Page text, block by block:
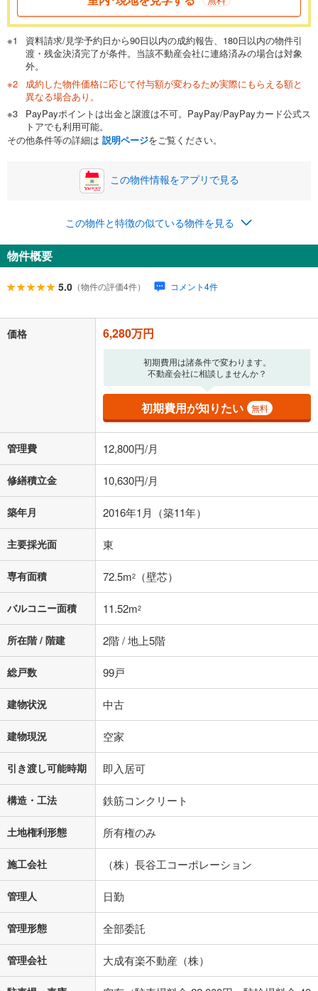
が完済時の年齢は80歳までを条件としています。
閉じる
頭金 万円
0万円 6,280万円
自己資金から住宅購入にかけられる金額を入力してくださ
い。一般的には物件価格の2割までが目安です。
閉じる
ボーナス
万円
0円
ナス時の増額分（1回分）を入力してください。
ボーナス払いの限度額は金融機関によって異なります。
閉じる
月々の返済額
ローン返済額 163,019円（頭金比率 0 %）
「金利」については、ご利用を予定されている金融機関等にご確認の
る値は、実際の金融機関等における貸出金利とは何ら関係がなく、実際
の金融機関等における貸出金利を何ら保証するものではありません。返
済方法「元利均等返済」にて算出しております。入力された金利を35年
適用した場合の計算結果を表示しています。
その他月額費用や、初期費用がかかります。ご注意ください。実際にお
条件によってお借り入れができないことがあります。
不動産会社に購入相談をする
閉じる
資料請求/見学予約日から90日以内の成約報告、180日以内の物件引
渡・残金決済完了が条件。当該不動産会社に連絡済みの場合は対象
外。
成約した物件価格に応じて付与額が変わるため実際にもらえる額と
異なる場合あり。
PayPayポイントは出金と譲渡は不可。PayPay/PayPayカード公式ス
トアでも利用可能。
その他条件等の詳細は 説明ページをご覧ください。
この物件情報をアプリで見る
この物件と特徴の似ている物件を見る
物件概要
5.0 （物件の評価4件） コメント4件
価格 6,280万円
初期費用は諸条件で変わります。
不動産会社に相談しませんか？
初期費用が知りたい 無料
管理費 12,800円/月
修繕積立金 10,630円/月
築年月 2016年1月（築11年）
主要採光面 東
専有面積 72.5m2 （壁芯）
バルコニー面積 11.52m2
所在階 / 階建 2階 / 地上5階
総戸数 99戸
建物状況 中古
建物現況 空家
引き渡し可能時期 即入居可
構造・工法 鉄筋コンクリート
土地権利形態 所有権のみ
施工会社 （株）長谷工コーポレーション
管理人 日勤
管理形態 全部委託
管理会社 大成有楽不動産（株）